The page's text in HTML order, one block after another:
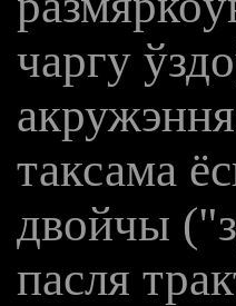
чаргу
таксама
двойчы
пасля